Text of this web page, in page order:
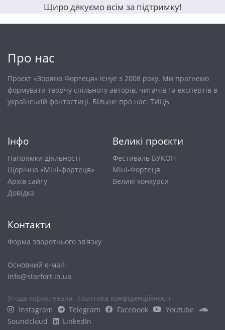
Щиро дякуємо всім за підтримку!
Про нас
Проєкт «Зоряна Фортеця» існує з 2008 року. Ми прагнемо
формувати творчу спільноту авторів, читачів та експертів в
українській фантастиці. Більше про нас: ТИЦЬ
Інфо
Напрямки діяльності
Щорічна «Міні-фортеця»
Архів сайту
Довiдка
Великі проєкти
Фестиваль БУКОН
Міні-Фортеця
Великі конкурси
Контакти
Форма зворотнього зв'язку
Основний е-маіl:
info@starfort.in.ua
Угода користувача
Політика конфіденційності
Instagram
Telegram Facebook
Youtube
Soundcloud
LinkedIn